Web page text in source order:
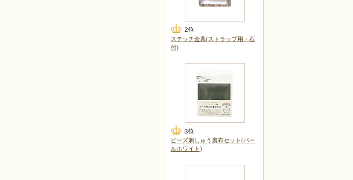
ステッチ金具(ストラップ用・石
付)
ビーズ刺しゅう裏布セット(パー
ルホワイト)